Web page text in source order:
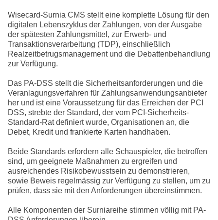
Wisecard-Surnia CMS stellt eine komplette Lösung für den
digitalen Lebenszyklus der Zahlungen, von der Ausgabe
der spätesten Zahlungsmittel, zur Erwerb- und
Transaktionsverarbeitung (TDP), einschließlich
Realzeitbetrugsmanagement und die Debattenbehandlung
zur Verfügung.
Das PA-DSS stellt die Sicherheitsanforderungen und die
Veranlagungsverfahren für Zahlungsanwendungsanbieter
her und ist eine Voraussetzung für das Erreichen der PCI
DSS, strebte der Standard, der vom PCI-Sicherheits-
Standard-Rat definiert wurde, Organisationen an, die
Debet, Kredit und frankierte Karten handhaben.
Beide Standards erfordern alle Schauspieler, die betroffen
sind, um geeignete Maßnahmen zu ergreifen und
ausreichendes Risikobewusstsein zu demonstrieren,
sowie Beweis regelmässig zur Verfügung zu stellen, um zu
prüfen, dass sie mit den Anforderungen übereinstimmen.
Alle Komponenten der Surniareihe stimmen völlig mit PA-